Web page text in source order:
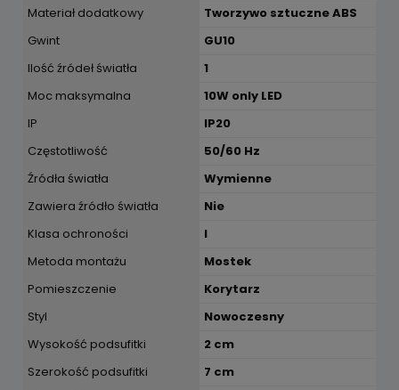
Materiał dodatkowy
Tworzywo sztuczne ABS
Gwint
GU10
Ilość źródeł światła
1
Moc maksymalna
10W only LED
IP
IP20
Częstotliwość
50/60 Hz
Źródła światła
Wymienne
Zawiera źródło światła
Nie
Klasa ochroności
I
Metoda montażu
Mostek
Pomieszczenie
Korytarz
Styl
Nowoczesny
Wysokość podsufitki
2 cm
Szerokość podsufitki
7 cm